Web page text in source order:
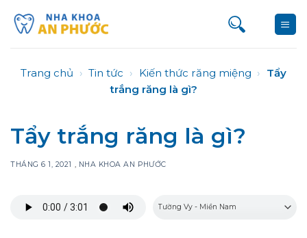
qua
Trang chủ › Tin tức › Kiến thức răng miệng › Tẩy
trắng răng là gì?
Tẩy trắng răng là gì?
THÁNG 6 1, 2021 , NHA KHOA AN PHƯỚC